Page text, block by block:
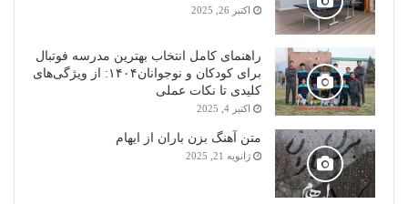
اکتبر 26, 2025
راهنمای کامل انتخاب بهترین مدرسه فوتبال
برای کودکان و نوجوانان۱۴۰۴: از ویژگی‌های
کلیدی تا نکات عملی
اکتبر 4, 2025
متن آهنگ بزن باران از ایهام
ژانویه 21, 2025